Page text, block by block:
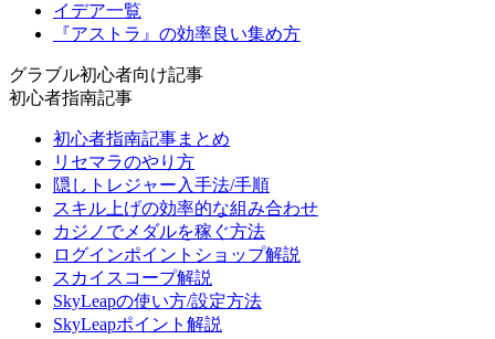
イデア一覧
『アストラ』の効率良い集め方
グラブル初心者向け記事
初心者指南記事
初心者指南記事まとめ
リセマラのやり方
隠しトレジャー入手法/手順
スキル上げの効率的な組み合わせ
カジノでメダルを稼ぐ方法
ログインポイントショップ解説
スカイスコープ解説
SkyLeapの使い方/設定方法
SkyLeapポイント解説